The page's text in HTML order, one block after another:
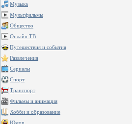
Музыка
Мультфильмы
Общество
Онлайн ТВ
Путешествия и события
Развлечения
Сериалы
Спорт
Транспорт
Фильмы и анимация
Хобби и образование
Юмор